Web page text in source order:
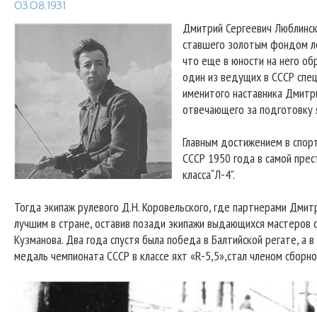
03.08.1931
Дмитрий Сергеевич
ставшего золотым фондом
что еще в юности на него
один из ведущих в СССР
именитого наставника
отвечающего за
Главным достижением в
СССР 1950 года в самой
класса“Л-4”.
Тогда экипаж рулевого Д.Н. Коровельского, где партнерами
лучшим в стране, оставив позади экипажи выдающихся мастеров
Кузманова. Два года спустя была победа в Балтийской регате,
медаль чемпионата СССР в классе яхт «R-5,5»,стал членом